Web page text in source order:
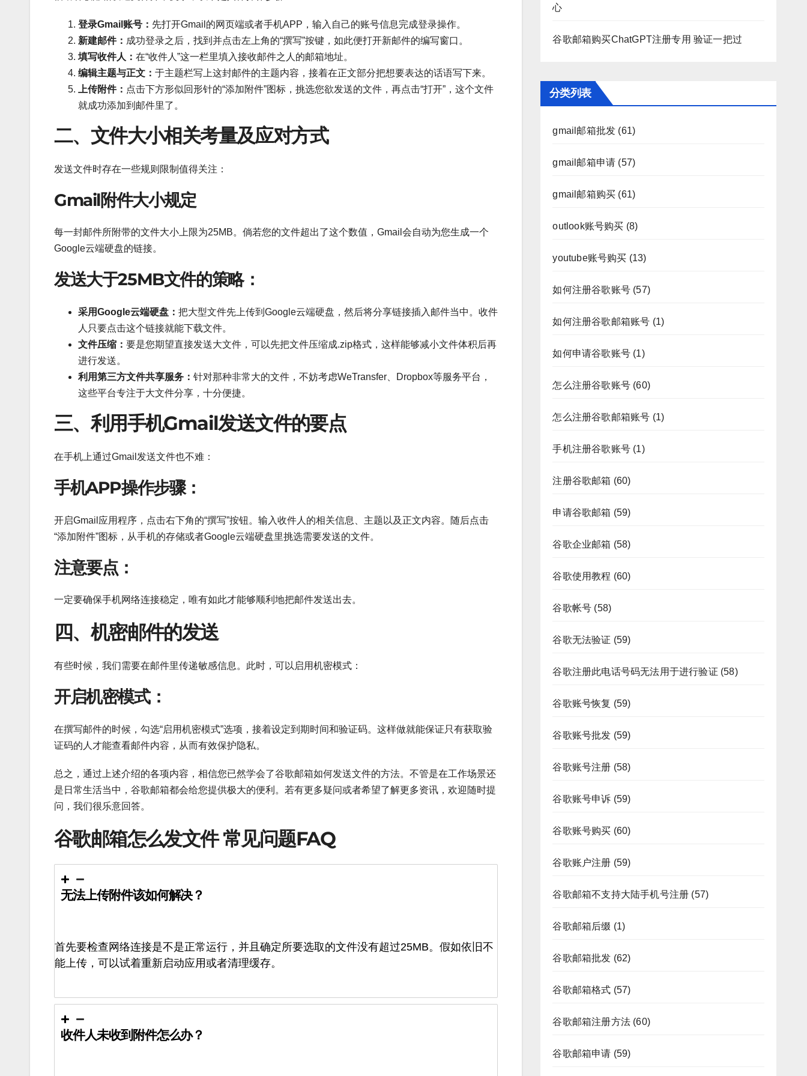
登录Gmail账号： 先打开Gmail的网页端或者手机APP，输入自己的账号信息完成登录操作。
新建邮件： 成功登录之后，找到并点击左上角的“撰写”按键，如此便打开新邮件的编写窗口。
填写收件人： 在“收件人”这一栏里填入接收邮件之人的邮箱地址。
编辑主题与正文： 于主题栏写上这封邮件的主题内容，接着在正文部分把想要表达的话语写下来。
上传附件： 点击下方形似回形针的“添加附件”图标，挑选您欲发送的文件，再点击“打开”，这个文件
就成功添加到邮件里了。
二、文件大小相关考量及应对方式
发送文件时存在一些规则限制值得关注：
Gmail附件大小规定
每一封邮件所附带的文件大小上限为25MB。倘若您的文件超出了这个数值，Gmail会自动为您生成一个
Google云端硬盘的链接。
发送大于25MB文件的策略：
采用Google云端硬盘： 把大型文件先上传到Google云端硬盘，然后将分享链接插入邮件当中。收件
人只要点击这个链接就能下载文件。
文件压缩： 要是您期望直接发送大文件，可以先把文件压缩成.zip格式，这样能够减小文件体积后再
进行发送。
利用第三方文件共享服务： 针对那种非常大的文件，不妨考虑WeTransfer、Dropbox等服务平台，
这些平台专注于大文件分享，十分便捷。
三、利用手机Gmail发送文件的要点
在手机上通过Gmail发送文件也不难：
手机APP操作步骤：
开启Gmail应用程序，点击右下角的“撰写”按钮。输入收件人的相关信息、主题以及正文内容。随后点击
“添加附件”图标，从手机的存储或者Google云端硬盘里挑选需要发送的文件。
注意要点：
一定要确保手机网络连接稳定，唯有如此才能够顺利地把邮件发送出去。
四、机密邮件的发送
有些时候，我们需要在邮件里传递敏感信息。此时，可以启用机密模式：
开启机密模式：
在撰写邮件的时候，勾选“启用机密模式”选项，接着设定到期时间和验证码。这样做就能保证只有获取验
证码的人才能查看邮件内容，从而有效保护隐私。
总之，通过上述介绍的各项内容，相信您已然学会了谷歌邮箱如何发送文件的方法。不管是在工作场景还
是日常生活当中，谷歌邮箱都会给您提供极大的便利。若有更多疑问或者希望了解更多资讯，欢迎随时提
问，我们很乐意回答。
谷歌邮箱怎么发文件 常见问题FAQ
无法上传附件该如何解决？
首先要检查网络连接是不是正常运行，并且确定所要选取的文件没有超过25MB。假如依旧不
能上传，可以试着重新启动应用或者清理缓存。
收件人未收到附件怎么办？
心
谷歌邮箱购买ChatGPT注册专用 验证一把过
分类列表
gmail邮箱批发 (61)
gmail邮箱申请 (57)
gmail邮箱购买 (61)
outlook账号购买 (8)
youtube账号购买 (13)
如何注册谷歌账号(57)
如何注册谷歌邮箱账号 (1)
如何申请谷歌账号(1)
怎么注册谷歌账号(60)
怎么注册谷歌邮箱账号 (1)
手机注册谷歌账号(1)
注册谷歌邮箱 (60)
申请谷歌邮箱 (59)
谷歌企业邮箱 (58)
谷歌使用教程 (60)
谷歌帐号 (58)
谷歌无法验证 (59)
谷歌注册此电话号码无法用于进行验证 (58)
谷歌账号恢复 (59)
谷歌账号批发 (59)
谷歌账号注册 (58)
谷歌账号申诉 (59)
谷歌账号购买 (60)
谷歌账户注册 (59)
谷歌邮箱不支持大陆手机号注册 (57)
谷歌邮箱后缀 (1)
谷歌邮箱批发 (62)
谷歌邮箱格式 (57)
谷歌邮箱注册方法(60)
谷歌邮箱申请 (59)